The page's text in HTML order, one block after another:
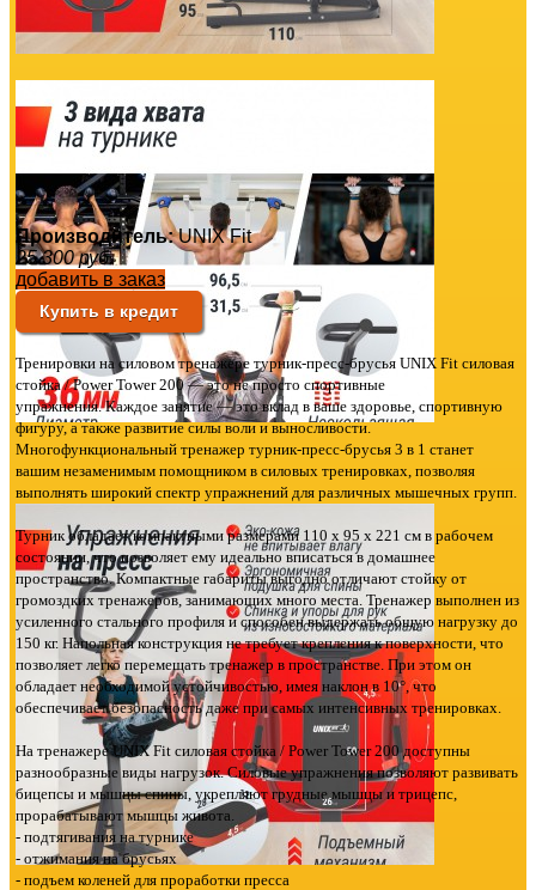
Производитель:UNIX Fit
25 300 руб.
добавить в заказ
Купить в кредит
Тренировки на силовом тренажере турник-пресс-брусья UNIX Fit силовая
стойка / Power Tower 200 — это не просто спортивные
упражнения. Каждое занятие — это вклад в ваше здоровье, спортивную
фигуру, а также развитие силы воли и выносливости.
Многофункциональный тренажер турник-пресс-брусья 3 в 1 станет
вашим незаменимым помощником в силовых тренировках, позволяя
выполнять широкий спектр упражнений для различных мышечных групп.
Турник обладает компактными размерами 110 х 95 х 221 см в рабочем
состоянии, что позволяет ему идеально вписаться в домашнее
пространство. Компактные габариты выгодно отличают стойку от
громоздких тренажеров, занимающих много места. Тренажер выполнен из
усиленного стального профиля и способен выдержать общую нагрузку до
150 кг. Напольная конструкция не требует крепления к поверхности, что
позволяет легко перемещать тренажер в пространстве. При этом он
обладает необходимой устойчивостью, имея наклон в 10°, что
обеспечивает безопасность даже при самых интенсивных тренировках.
На тренажере UNIX Fit силовая стойка / Power Tower 200 доступны
разнообразные виды нагрузок. Силовые упражнения позволяют развивать
бицепсы и мышцы спины, укрепляют грудные мышцы и трицепс,
прорабатывают мышцы живота.
- подтягивания на турнике
- отжимания на брусьях
- подъем коленей для проработки пресса